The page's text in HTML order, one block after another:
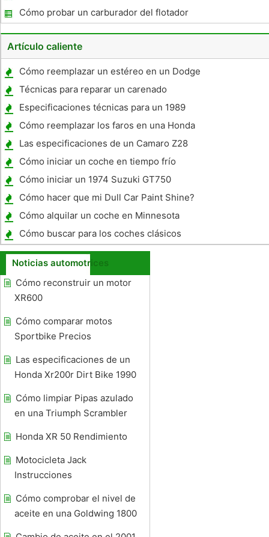
Cómo probar un carburador del flotador
motocicleta
Artículo caliente
Cómo reemplazar un estéreo en un Dodge
Caravan
Técnicas para reparar un carenado
Especificaciones técnicas para un 1989
GMC Safari
Cómo reemplazar los faros en una Honda
Rebel
Las especificaciones de un Camaro Z28
1995
Cómo iniciar un coche en tiempo frío
Cómo iniciar un 1974 Suzuki GT750
Cómo hacer que mi Dull Car Paint Shine?
Cómo alquilar un coche en Minnesota
Cómo buscar para los coches clásicos
Noticias automotrices
Cómo reconstruir un motor
XR600
Cómo comparar motos
Sportbike Precios
Las especificaciones de un
Honda Xr200r Dirt Bike 1990
Cómo limpiar Pipas azulado
en una Triumph Scrambler
Honda XR 50 Rendimiento
Motocicleta Jack
Instrucciones
Cómo comprobar el nivel de
aceite en una Goldwing 1800